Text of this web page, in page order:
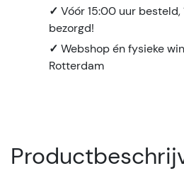
✓Vóór 15:00 uur besteld,
bezorgd!
✓Webshop én fysieke
Rotterdam